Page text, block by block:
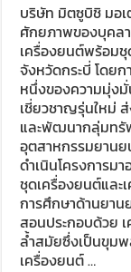
บริษัท มิตซูบิชิ มอเ
ศักยภาพของบุคล
เครื่องยนต์พร้อม
จังหวัดกระบี่ โดย
หนึ่งของความมุ่ง
เชี่ยวชาญรุ่นใหม่
และพัฒนากลุ่มทรั
อุตสาหกรรมยานย
ดำเนินโครงการม
ชุดเครื่องยนต์และ
การศึกษาด้านยาน
สอนประกอบด้วย
ล้ำสมัยซึ่งเป็นขุม
เครื่องยนต์ …